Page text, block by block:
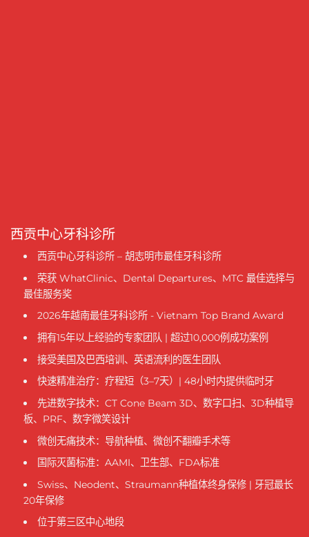
西贡中心牙科诊所
西贡中心牙科诊所 – 胡志明市最佳牙科诊所
荣获 WhatClinic、Dental Departures、MTC 最佳选择与
最佳服务奖
2026年越南最佳牙科诊所 - Vietnam Top Brand Award
拥有15年以上经验的专家团队 | 超过10,000例成功案例
接受美国及巴西培训、英语流利的医生团队
快速精准治疗：疗程短（3–7天）| 48小时内提供临时牙
先进数字技术：CT Cone Beam 3D、数字口扫、3D种植导
板、PRF、数字微笑设计
微创无痛技术：导航种植、微创不翻瓣手术等
国际灭菌标准：AAMI、卫生部、FDA标准
Swiss、Neodent、Straumann种植体终身保修 | 牙冠最长
20年保修
位于第三区中心地段